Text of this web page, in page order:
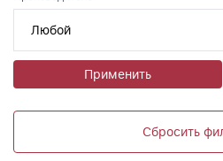
Применить
Сбросить